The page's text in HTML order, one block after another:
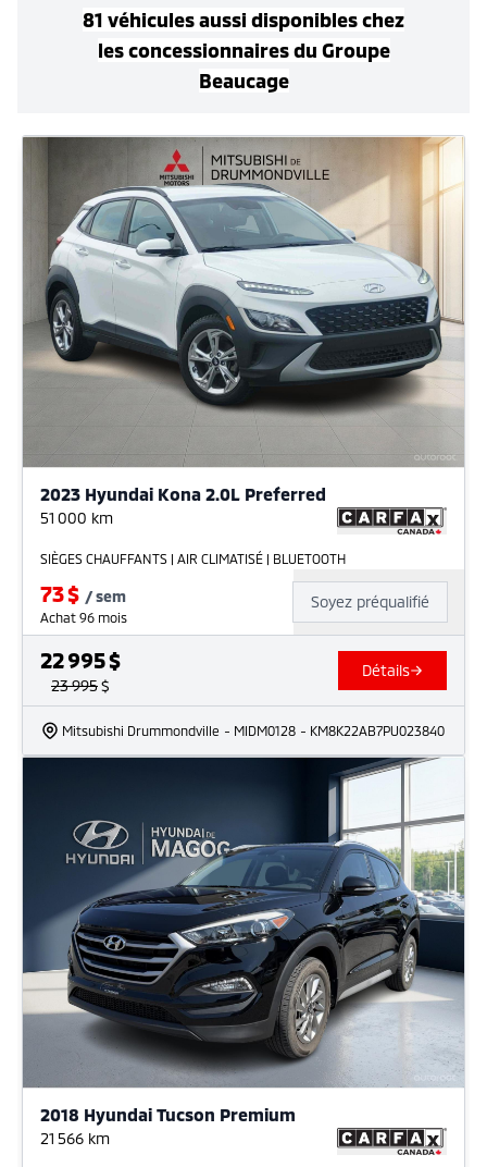
81 véhiculesaussi disponibleschez
les concessionnaires du Groupe
Beaucage
2023 Hyundai Kona 2.0L Preferred
51 000 km
SIÈGES CHAUFFANTS | AIR CLIMATISÉ | BLUETOOTH
73$ /sem
Achat 96 mois
Soyez préqualifié
22 995$
23 995$
Détails
Mitsubishi Drummondville - MIDM0128 - KM8K22AB7PU023840
2018 Hyundai Tucson Premium
21 566 km